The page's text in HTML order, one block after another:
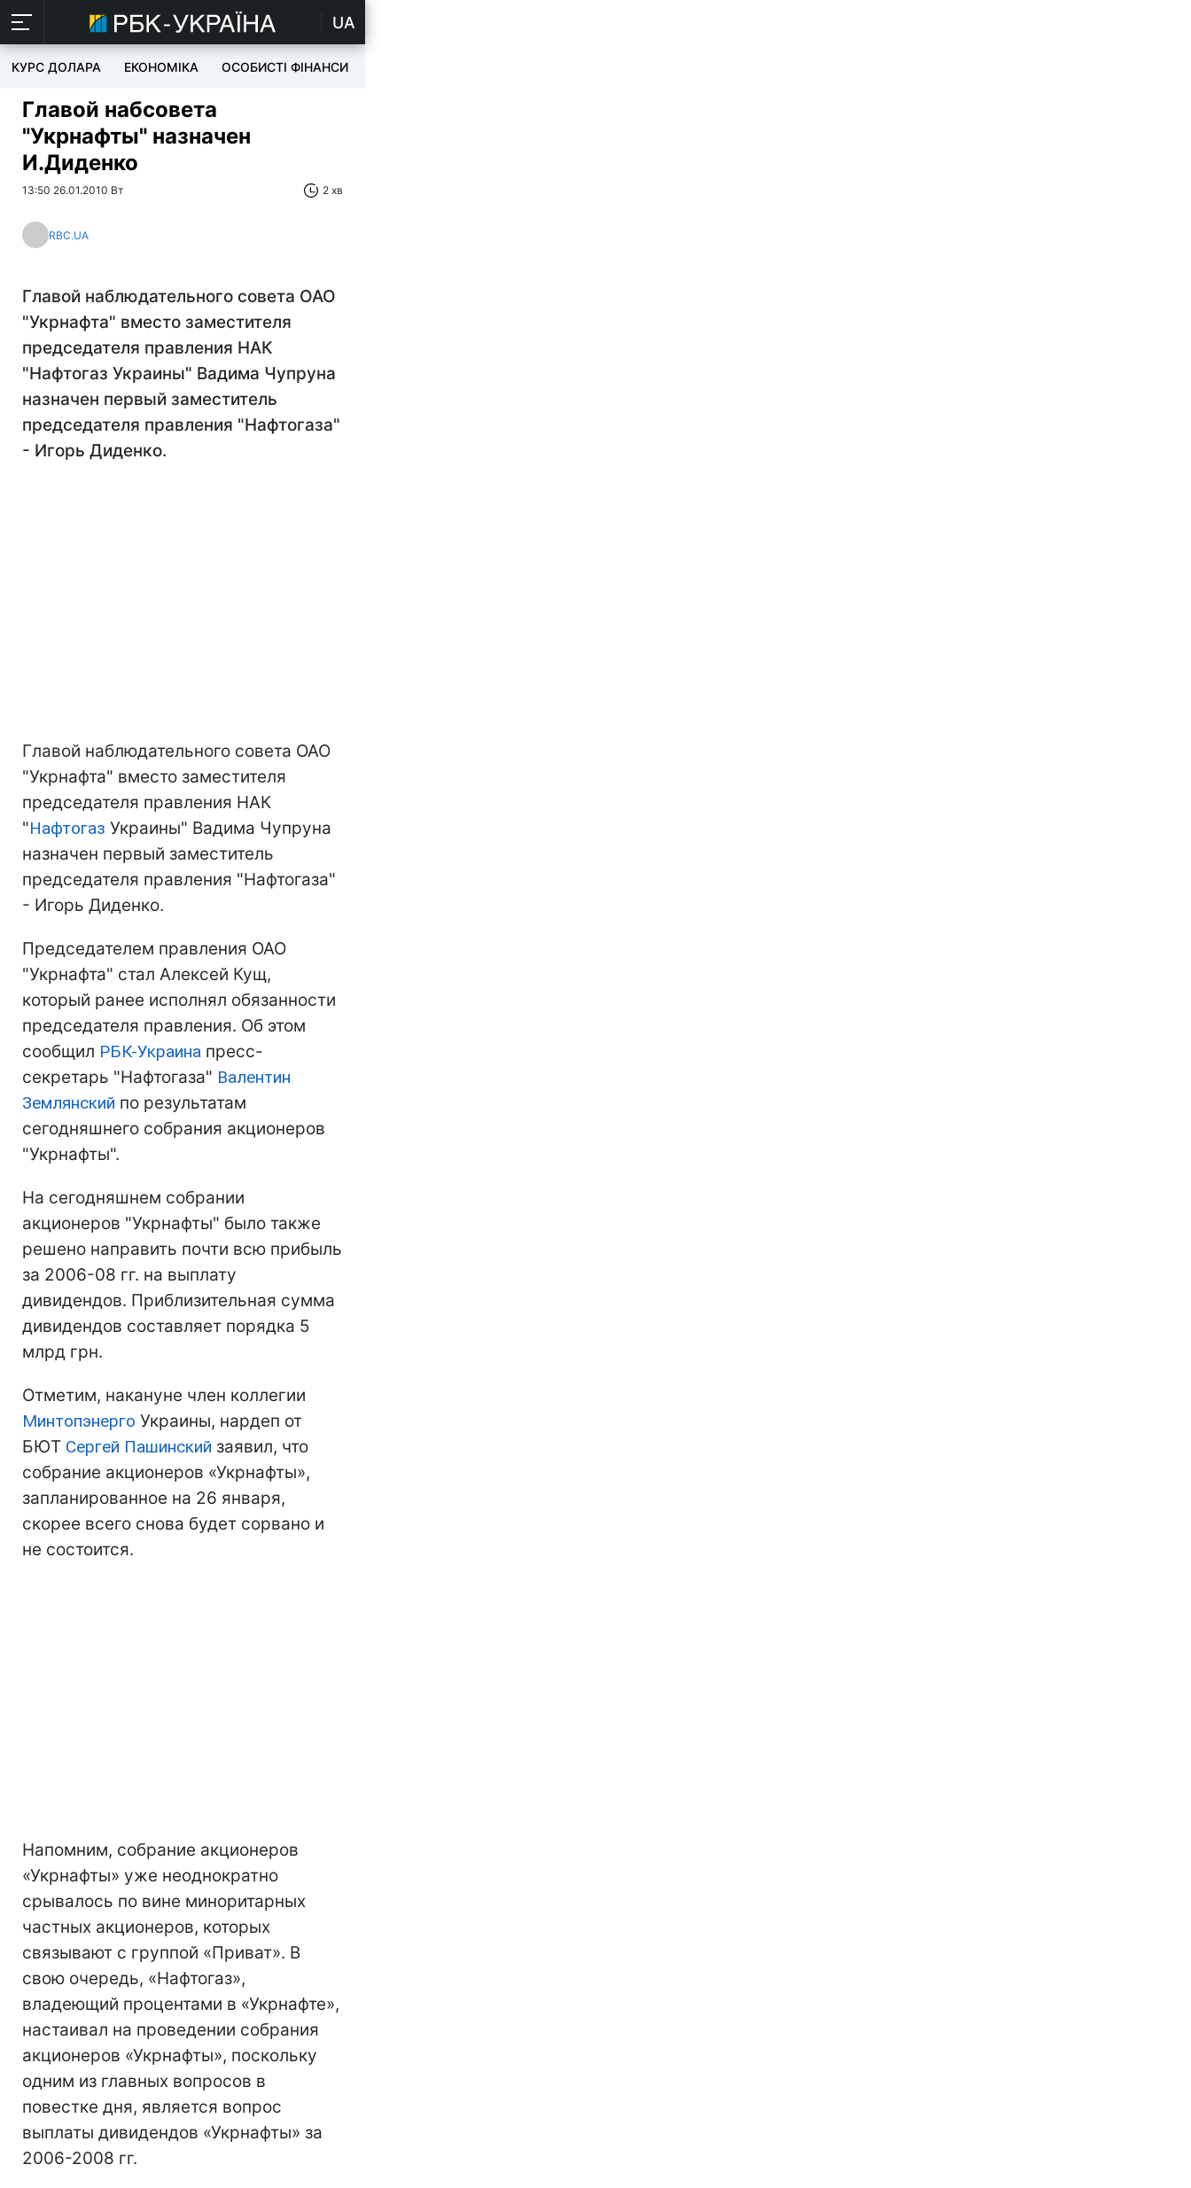
UA
КУРС ДОЛАРА ЕКОНОМІКА ОСОБИСТІ ФІНАНСИ
Главой набсовета
"Укрнафты" назначен
И.Диденко
13:50 26.01.2010 Вт 2 хв
RBC.UA
Главой наблюдательного совета ОАО
"Укрнафта" вместо заместителя
председателя правления НАК
"Нафтогаз Украины" Вадима Чупруна
назначен первый заместитель
председателя правления "Нафтогаза"
- Игорь Диденко.
Главой наблюдательного совета ОАО
"Укрнафта" вместо заместителя
председателя правления НАК
"Нафтогаз Украины" Вадима Чупруна
назначен первый заместитель
председателя правления "Нафтогаза"
- Игорь Диденко.
Председателем правления ОАО
"Укрнафта" стал Алексей Кущ,
который ранее исполнял обязанности
председателя правления. Об этом
сообщил РБК-Украина пресс-
секретарь "Нафтогаза" Валентин
Землянский по результатам
сегодняшнего собрания акционеров
"Укрнафты".
На сегодняшнем собрании
акционеров "Укрнафты" было также
решено направить почти всю прибыль
за 2006-08 гг. на выплату
дивидендов. Приблизительная сумма
дивидендов составляет порядка 5
млрд грн.
Отметим, накануне член коллегии
Минтопэнерго Украины, нардеп от
БЮТ Сергей Пашинский заявил, что
собрание акционеров «Укрнафты»,
запланированное на 26 января,
скорее всего снова будет сорвано и
не состоится.
Напомним, собрание акционеров
«Укрнафты» уже неоднократно
срывалось по вине миноритарных
частных акционеров, которых
связывают с группой «Приват». В
свою очередь, «Нафтогаз»,
владеющий процентами в «Укрнафте»,
настаивал на проведении собрания
акционеров «Укрнафты», поскольку
одним из главных вопросов в
повестке дня, является вопрос
выплаты дивидендов «Укрнафты» за
2006-2008 гг.